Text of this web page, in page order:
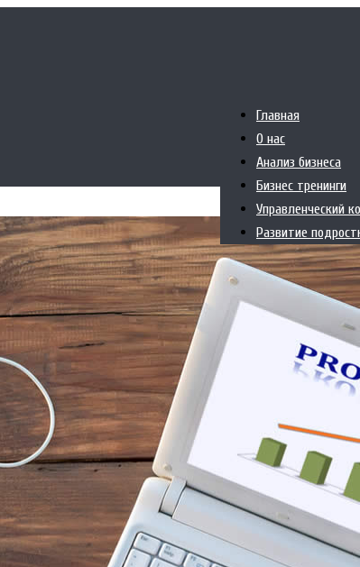
Главная
О нас
Анализ бизнеса
Бизнес тренинги
Управленческий
Развитие